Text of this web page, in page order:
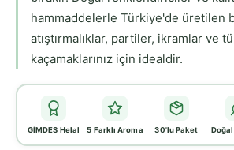
hammaddelerle Türkiye'de üretilen
atıştırmalıklar, partiler, ikramlar ve
kaçamaklarınız için idealdir.
GİMDES Helal 5 Farklı Aroma 30'lu Paket